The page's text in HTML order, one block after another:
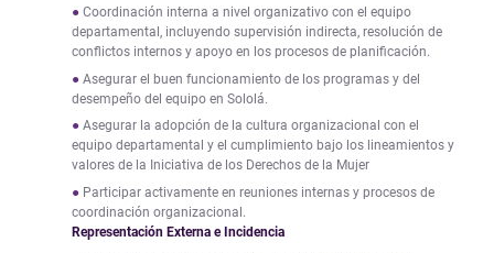
Coordinación interna a nivel organizativo con el equipo
departamental, incluyendo supervisión indirecta, resolución de
conflictos internos y apoyo en los procesos de planificación.
Asegurar el buen funcionamiento de los programas y del
desempeño del equipo en Sololá.
Asegurar la adopción de la cultura organizacional con el
equipo departamental y el cumplimiento bajo los lineamientos y
valores de la Iniciativa de los Derechos de la Mujer
Participar activamente en reuniones internas y procesos de
coordinación organizacional.
Representación Externa e Incidencia